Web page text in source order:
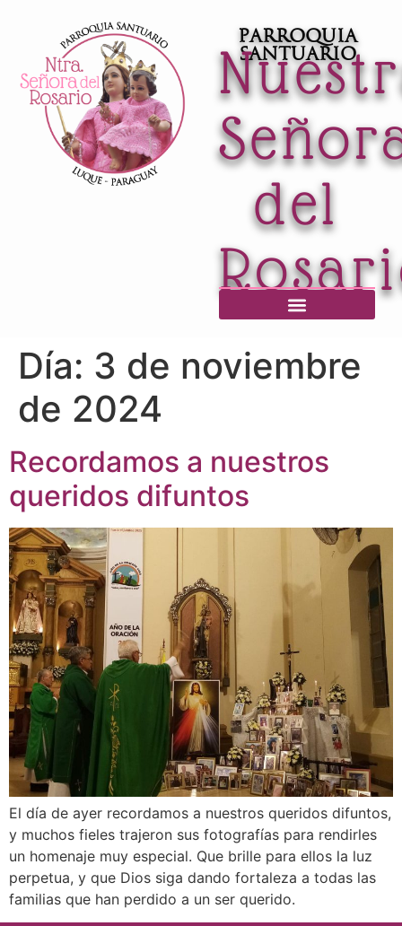
Parroquia
Santuario
del
Día: 3 de noviembre
de 2024
Recordamos a nuestros
queridos difuntos
El día de ayer recordamos a nuestros queridos difuntos,
y muchos fieles trajeron sus fotografías para rendirles
un homenaje muy especial. Que brille para ellos la luz
perpetua, y que Dios siga dando fortaleza a todas las
familias que han perdido a un ser querido.